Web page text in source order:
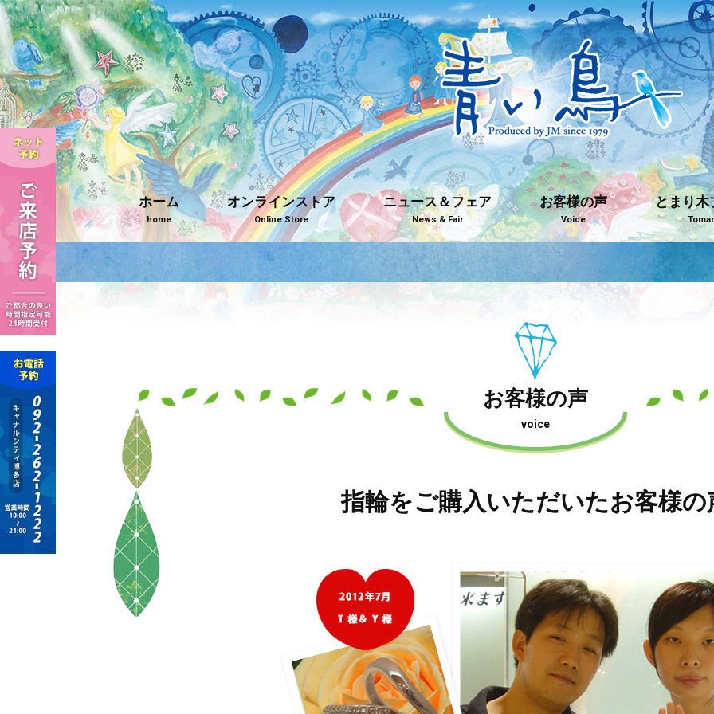
青い鳥
ホーム
home
オンラインストア
Online Store
ニュース＆フェア
News & Fair
お客様の声
Voice
とまり木
お客様の声
voice
指輪をご購入いただいたお客様の